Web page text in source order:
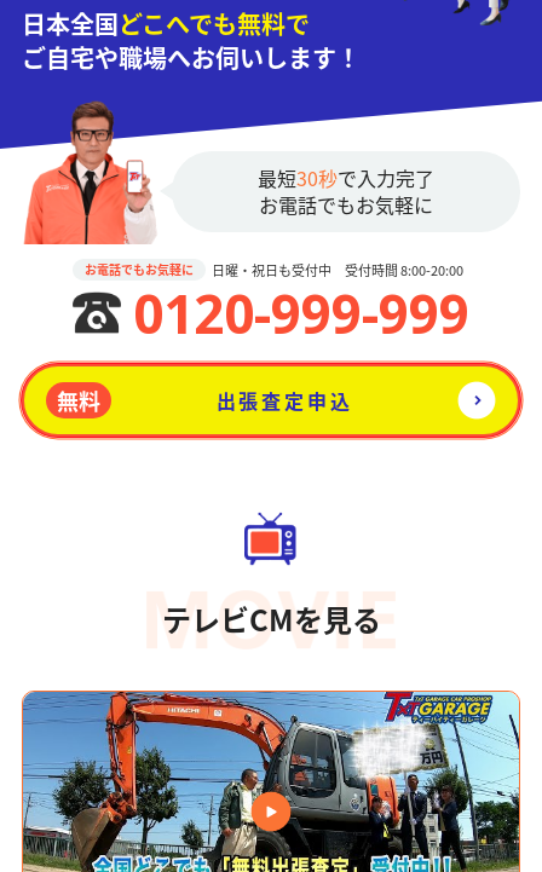
日本全国どこへでも無料で
ご自宅や職場へお伺いします！
最短30秒で入力完了
お電話でもお気軽に
お電話でもお気軽に 日曜・祝日も受付中 受付時間 8:00-20:00
0120-999-999
無料 出張査定申込
テレビCMを見る